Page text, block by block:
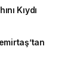
Kıydı